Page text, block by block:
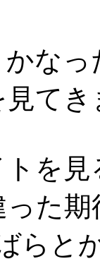
な
見て
を
た
らと